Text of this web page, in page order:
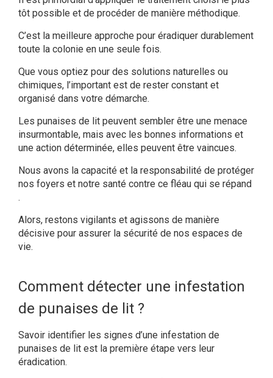
tôt possible et de procéder de manière méthodique.
C’est la meilleure approche pour éradiquer durablement
toute la colonie en une seule fois.
Que vous optiez pour des solutions naturelles ou
chimiques, l’important est de rester constant et
organisé dans votre démarche.
Les punaises de lit peuvent sembler être une menace
insurmontable, mais avec les bonnes informations et
une action déterminée, elles peuvent être vaincues.
Nous avons la capacité et la responsabilité de protéger
nos foyers et notre santé contre ce fléau qui se répand
.
Alors, restons vigilants et agissons de manière
décisive pour assurer la sécurité de nos espaces de
vie.
Comment détecter une infestation
de punaises de lit ?
Savoir identifier les signes d’une infestation de
punaises de lit est la première étape vers leur
éradication.